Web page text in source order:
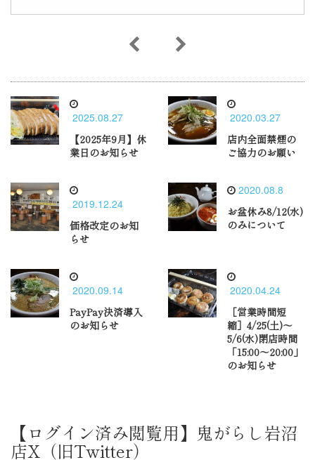
2025.08.27
【2025年9月】休
業日のお知らせ
2020.03.27
店内全面禁煙の
ご協力のお願い
2019.12.24
価格改定のお知
らせ
2020.08.8
お盆休み8/12(水)
のみについて
2020.09.14
PayPay決済導入
のお知らせ
2020.04.24
［営業時間短
縮］4/25(土)〜
5/6(水)閉店時間
「15:00〜20:00」
のお知らせ
【ログイン済み閲覧用】鬼がらし岩沼
店X（旧Twitter）